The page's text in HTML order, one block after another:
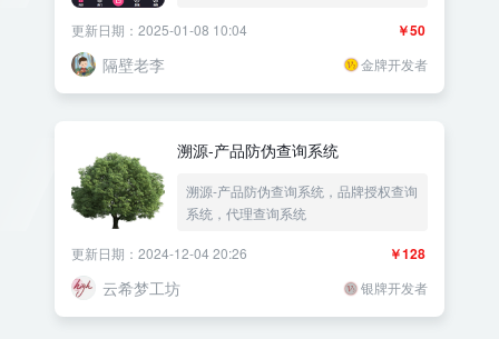
￥50
更新日期：2025-01-08 10:04
隔壁老李 金牌开发者
溯源-产品防伪查询系统
溯源-产品防伪查询系统，品牌授权查询
系统，代理查询系统
￥128
更新日期：2024-12-04 20:26
云希梦工坊 银牌开发者